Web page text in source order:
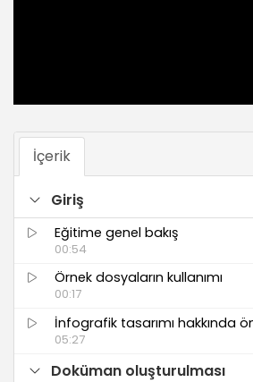
İçerik
Giriş
Eğitime genel bakış
00:54
Örnek dosyaların kullanımı
00:17
İnfografik tasarımı hakkında
05:27
Doküman oluşturulması